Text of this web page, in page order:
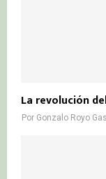
La revolución
Por Gonzalo Royo